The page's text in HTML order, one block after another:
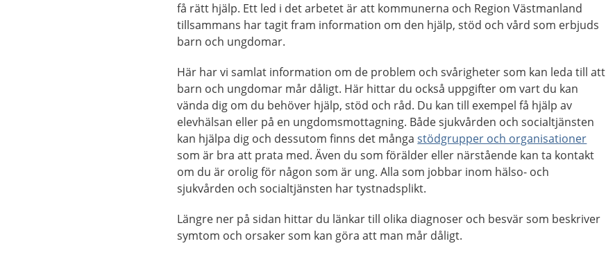
få rätt hjälp. Ett led i det arbetet är att kommunerna och Region Västmanland
tillsammans har tagit fram information om den hjälp, stöd och vård som erbjuds
barn och ungdomar.
Här har vi samlat information om de problem och svårigheter som kan leda till att
barn och ungdomar mår dåligt. Här hittar du också uppgifter om vart du kan
vända dig om du behöver hjälp, stöd och råd. Du kan till exempel få hjälp av
elevhälsan eller på en ungdomsmottagning. Både sjukvården och socialtjänsten
kan hjälpa dig och dessutom finns det mångastödgrupper och organisationer
som är bra att prata med. Även du som förälder eller närstående kan ta kontakt
om du är orolig för någon som är ung. Alla som jobbar inom hälso- och
sjukvården och socialtjänsten har tystnadsplikt.
Längre ner på sidan hittar du länkar till olika diagnoser och besvär som beskriver
symtom och orsaker som kan göra att man mår dåligt.